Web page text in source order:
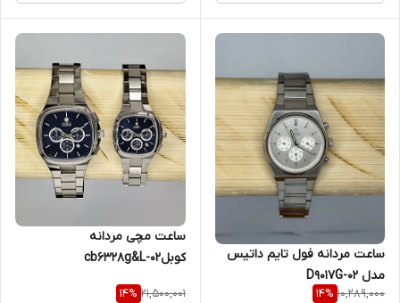
ساعت مردانه فول تایم داتیس
مدل D9017G-02
10,289,000
14%
ساعت مچی مردانه
کوبلcb6328g&L-02
21,500,001
14%